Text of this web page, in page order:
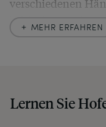
Sie, wenn unser
MEHR ERFAHREN
Lernen Sie